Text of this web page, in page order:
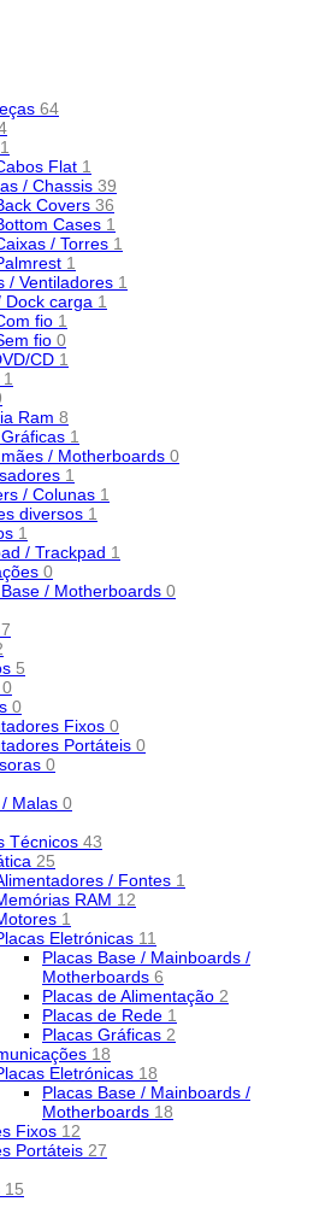
64
1
Flat 1
/ Chassis 39
Covers 36
Cases 1
/ Torres 1
1
/ Ventiladores 1
Dock carga 1
fio 1
fio 0
CD 1
1
Ram 8
1
/ Motherboards 0
1
/ Colunas 1
diversos 1
1
/ Trackpad 1
0
/ Motherboards 0
7
5
0
0
Fixos 0
Portáteis 0
0
Malas 0
Técnicos 43
25
/ Fontes 1
RAM 12
1
Eletrónicas 11
Placas Base / Mainboards /
Motherboards 6
Placas de Alimentação 2
Placas de Rede 1
Placas Gráficas 2
18
Eletrónicas 18
Placas Base / Mainboards /
Motherboards 18
Fixos 12
Portáteis 27
15